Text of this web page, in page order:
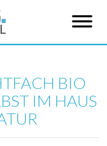
BIO
IM HAUS